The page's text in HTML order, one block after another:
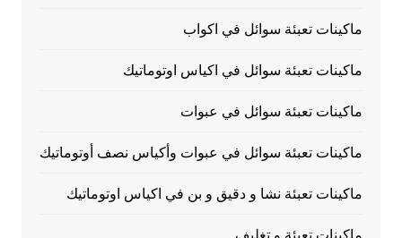
ماكينات تعبئة سوائل في اكواب
ماكينات تعبئة سوائل في اكياس اوتوماتيك
ماكينات تعبئة سوائل في عبوات
ماكينات تعبئة سوائل في عبوات وأكياس نصف أوتوماتيك
ماكينات تعبئة نشا و دقيق و بن في اكياس اوتوماتيك
ماكينات تعبئة و تغليف